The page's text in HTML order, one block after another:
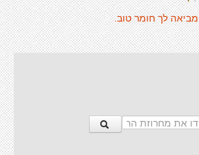
מביאה לך חומר טוב.